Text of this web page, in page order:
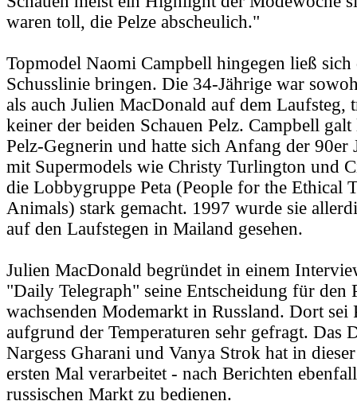
waren toll, die Pelze abscheulich."
Topmodel Naomi Campbell hingegen ließ
Schusslinie bringen. Die 34-Jährige war
als auch Julien MacDonald auf dem Laufsteg,
keiner der beiden Schauen Pelz. Campbell
Pelz-Gegnerin und hatte sich Anfang der 90er
mit Supermodels wie Christy Turlington und
die Lobbygruppe Peta (People for the Ethical
Animals) stark gemacht. 1997 wurde sie
auf den Laufstegen in Mailand gesehen.
Julien MacDonald begründet in einem
"Daily Telegraph" seine Entscheidung für den
wachsenden Modemarkt in Russland. Dort sei
aufgrund der Temperaturen sehr gefragt. Das
Nargess Gharani und Vanya Strok hat in
ersten Mal verarbeitet - nach Berichten
russischen Markt zu bedienen.